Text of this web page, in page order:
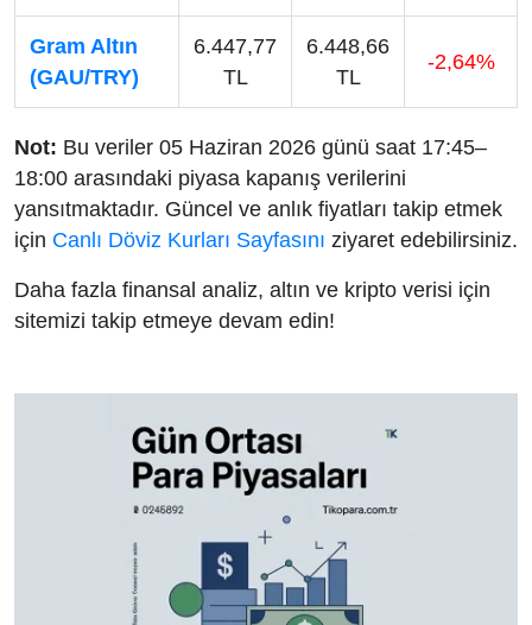
Gram Altın
(GAU/TRY)
6.447,77
TL
6.448,66
TL
-2,64%
Not: Bu veriler 05 Haziran 2026 günü saat 17:45–
18:00 arasındaki piyasa kapanış verilerini
yansıtmaktadır. Güncel ve anlık fiyatları takip etmek
için Canlı Döviz Kurları Sayfasını ziyaret edebilirsiniz.
Daha fazla finansal analiz, altın ve kripto verisi için
sitemizi takip etmeye devam edin!